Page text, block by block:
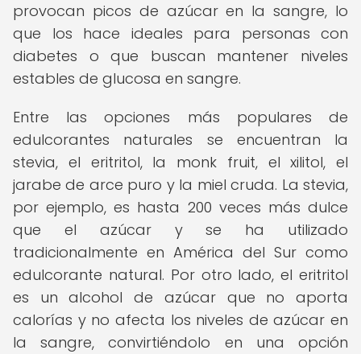
provocan picos de azúcar en la sangre, lo
que los hace ideales para personas con
diabetes o que buscan mantener niveles
estables de glucosa en sangre.
Entre las opciones más populares de
edulcorantes naturales se encuentran la
stevia, el eritritol, la monk fruit, el xilitol, el
jarabe de arce puro y la miel cruda. La stevia,
por ejemplo, es hasta 200 veces más dulce
que el azúcar y se ha utilizado
tradicionalmente en América del Sur como
edulcorante natural. Por otro lado, el eritritol
es un alcohol de azúcar que no aporta
calorías y no afecta los niveles de azúcar en
la sangre, convirtiéndolo en una opción